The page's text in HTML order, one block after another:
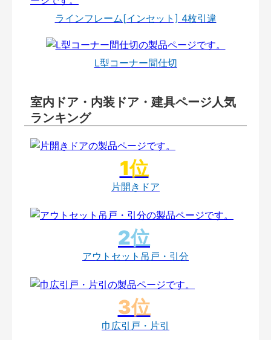
ラインフレーム[インセット] 4枚引違
L型コーナー間仕切
室内ドア・内装ドア・建具ページ人気
ランキング
片開きドア
アウトセット吊戸・引分
巾広引戸・片引